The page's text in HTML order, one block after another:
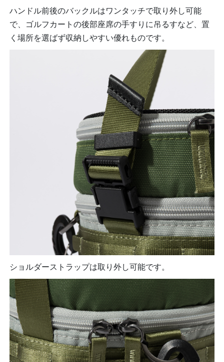
ハンドル前後のバックルはワンタッチで取り外し可能
で、ゴルフカートの後部座席の手すりに吊るすなど、置
く場所を選ばず収納しやすい優れものです。
ショルダーストラップは取り外し可能です。